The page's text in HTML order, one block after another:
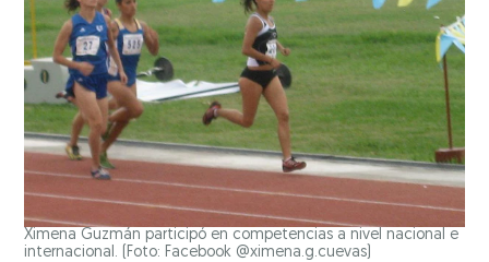
Ximena Guzmán participó en competencias a nivel nacional e
internacional. (Foto: Facebook @ximena.g.cuevas)